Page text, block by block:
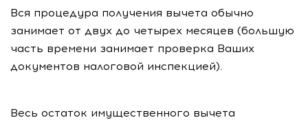
Вся процедура получения вычета обычно
занимает от двух до четырех месяцев (большую
часть времени занимает проверка Ваших
документов налоговой инспекцией).
Весь остаток имущественного вычета